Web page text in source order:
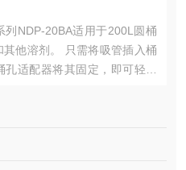
列NDP-20BA适用于200L圆桶
他溶剂。 只需将吸管插入桶
适配器将其固定，即可轻松
8″ (10 mm)，最大吐出量约
3/4″ (20 mm)，最大吐出量约